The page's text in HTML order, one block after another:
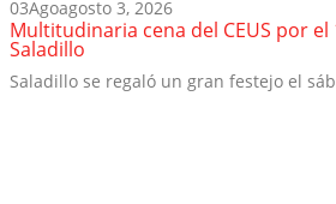
03Agoagosto 3, 2026
Multitudinaria cena del CEUS por el
Saladillo
Saladillo se regaló un gran festejo el